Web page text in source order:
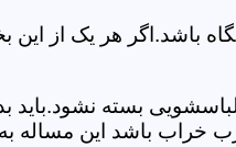
هر یک از این
بسته نشود.باید
خراب باشد این مساله